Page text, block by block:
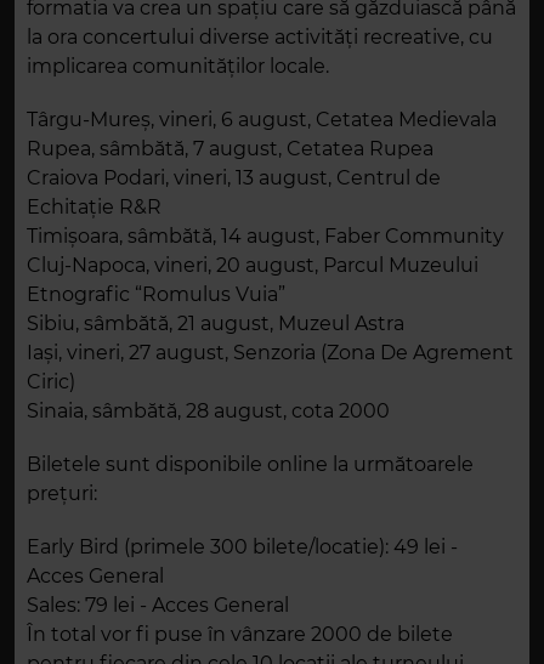
formatia va crea un spațiu care să găzduiască până
la ora concertului diverse activități recreative, cu
implicarea comunităților locale.
Târgu-Mureș, vineri, 6 august, Cetatea Medievala
Rupea, sâmbătă, 7 august, Cetatea Rupea
Craiova Podari, vineri, 13 august, Centrul de
Echitație R&R
Timișoara, sâmbătă, 14 august, Faber Community
Cluj-Napoca, vineri, 20 august, Parcul Muzeului
Etnografic “Romulus Vuia”
Sibiu, sâmbătă, 21 august, Muzeul Astra
Iași, vineri, 27 august, Senzoria (Zona De Agrement
Ciric)
Sinaia, sâmbătă, 28 august, cota 2000
Biletele sunt disponibile online la următoarele
prețuri:
Early Bird (primele 300 bilete/locatie): 49 lei -
Acces General
Sales: 79 lei - Acces General
În total vor fi puse în vânzare 2000 de bilete